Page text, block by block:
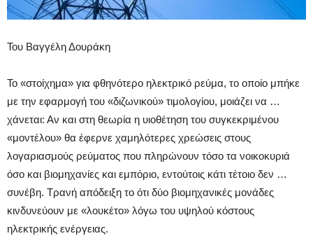
Του Βαγγέλη Δουράκη
Το «στοίχημα» για φθηνότερο ηλεκτρικό ρεύμα, το οποίο μπήκε
με την εφαρμογή του «διζωνικού» τιμολογίου, μοιάζει να …
χάνεται: Αν και στη θεωρία η υιοθέτηση του συγκεκριμένου
«μοντέλου» θα έφερνε χαμηλότερες χρεώσεις στους
λογαριασμούς ρεύματος που πληρώνουν τόσο τα νοικοκυριά
όσο και βιομηχανίες και εμπόριο, εντούτοις κάτι τέτοιο δεν …
συνέβη. Τρανή απόδειξη το ότι δύο βιομηχανικές μονάδες
κινδυνεύουν με «λουκέτο» λόγω του υψηλού κόστους
ηλεκτρικής ενέργειας.